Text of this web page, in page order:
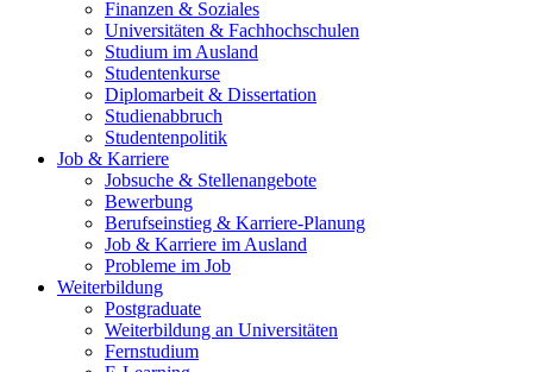
Finanzen & Soziales
Universitäten & Fachhochschulen
Studium im Ausland
Studentenkurse
Diplomarbeit & Dissertation
Studienabbruch
Studentenpolitik
Job & Karriere
Jobsuche & Stellenangebote
Bewerbung
Berufseinstieg & Karriere-Planung
Job & Karriere im Ausland
Probleme im Job
Weiterbildung
Postgraduate
Weiterbildung an Universitäten
Fernstudium